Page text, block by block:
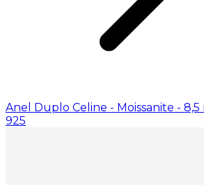
Anel Duplo Celine - Moissanite -
925